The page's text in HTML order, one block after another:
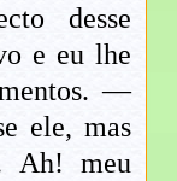
desse
e eu lhe
—
ele, mas
Ah! meu